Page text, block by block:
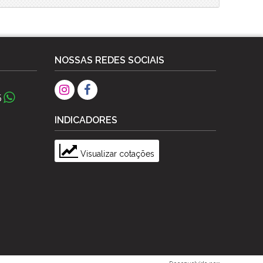
NOSSAS REDES SOCIAIS
INDICADORES
Visualizar cotações